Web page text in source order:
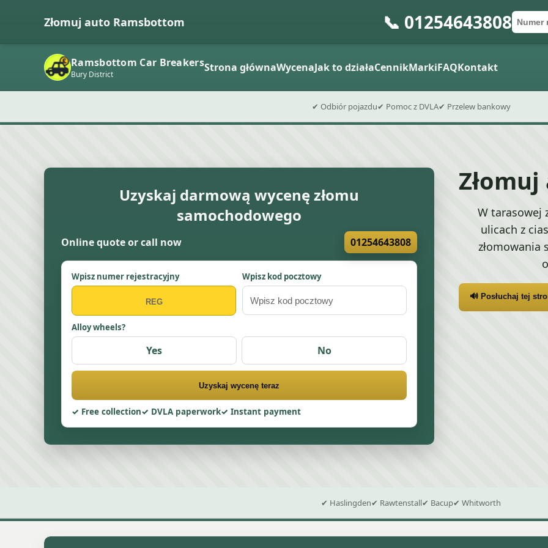
Złomuj auto Ramsbottom 📞 01254643808Kod
Wyślij
Ramsbottom Car Breakers
Bury District Strona głównaWycenaJak to działaCennikMarkiFAQKontakt
✔ Odbiór pojazdu✔ Pomoc z DVLA✔ Przelew bankowy
Uzyskaj darmową wycenę złomu
samochodowego
Online quote or call now 01254643808
Wpisz numer rejestracyjny Wpisz kod pocztowy
Alloy wheels?
Yes No
Uzyskaj wycenę teraz
Free collection DVLA paperwork Instant payment
W tarasowej
ulicach z
złomowania
🔊 Posłuchaj tej
✔ Haslingden✔ Rawtenstall✔ Bacup✔ Whitworth